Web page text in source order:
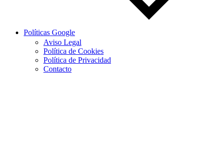
Políticas Google
Aviso Legal
Política de Cookies
Política de Privacidad
Contacto